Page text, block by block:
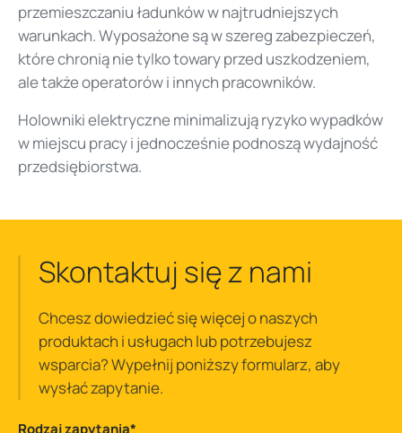
przemieszczaniu ładunków w najtrudniejszych
warunkach. Wyposażone są w szereg zabezpieczeń,
które chronią nie tylko towary przed uszkodzeniem,
ale także operatorów i innych pracowników.
Holowniki elektryczne minimalizują ryzyko wypadków
w miejscu pracy i jednocześnie podnoszą wydajność
przedsiębiorstwa.
Skontaktuj się z nami
Chcesz dowiedzieć się więcej o naszych
produktach i usługach lub potrzebujesz
wsparcia? Wypełnij poniższy formularz, aby
wysłać zapytanie.
Rodzaj zapytania*